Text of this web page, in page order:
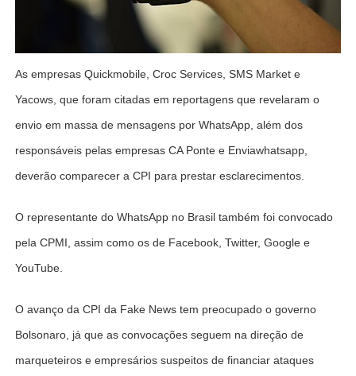
As empresas Quickmobile, Croc Services, SMS Market e
Yacows, que foram citadas em reportagens que revelaram o
envio em massa de mensagens por WhatsApp, além dos
responsáveis pelas empresas CA Ponte e Enviawhatsapp,
deverão comparecer a CPI para prestar esclarecimentos.
O representante do WhatsApp no Brasil também foi convocado
pela CPMI, assim como os de Facebook, Twitter, Google e
YouTube.
O avanço da CPI da Fake News tem preocupado o governo
Bolsonaro, já que as convocações seguem na direção de
marqueteiros e empresários suspeitos de financiar ataques